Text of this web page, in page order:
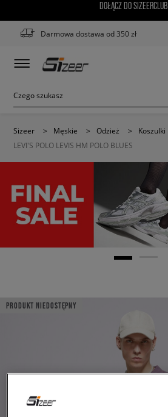
DOŁĄCZ DO SIZEERCLUB
Darmowa dostawa od 350 zł
Sizeer > Męskie > Odzież > Koszulki
LEVI'S POLO LEVIS HM POLO BLUES
PRODUKT NIEDOSTĘPNY